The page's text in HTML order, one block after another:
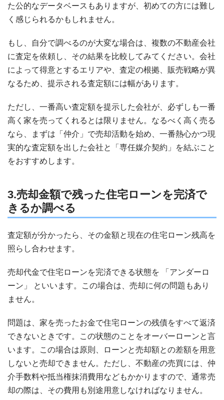
た公的なデータベースもありますが、初めての方には難し
く感じられるかもしれません。
もし、自分で調べるのが大変な場合は、複数の不動産会社
に査定を依頼し、その結果を比較してみてください。会社
によって得意とするエリアや、査定の根拠、販売戦略が異
なるため、提示される査定額には幅があります。
ただし、一番高い査定額を提示した会社が、必ずしも一番
高く家を売ってくれるとは限りません。なるべく高く売る
なら、まずは「仲介」で売却活動を始め、一番熱心かつ現
実的な査定額を出した会社と「専任媒介契約」を結ぶこと
をおすすめします。
3.売却金額で残った住宅ローンを完済で
きるか調べる
査定額が分かったら、その金額と現在の住宅ローン残高を
照らし合わせます。
売却代金で住宅ローンを完済できる状態を 「アンダーロ
ーン」 といいます。この場合は、売却に何の問題もあり
ません。
問題は、家を売ったお金で住宅ローンの残債をすべて返済
できないときです。この状態のことをオーバーローンと言
います。この場合は原則、ローンと売却額との差額を用意
しないと売却できません。ただし、不動産の売買には、仲
介手数料や抵当権抹消費用などもかかりますので、通常売
却の際は、その費用も別途用意しなければなりません。